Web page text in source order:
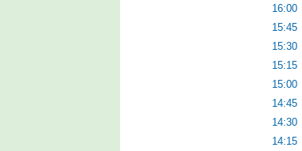
16:00
15:45
15:30
15:15
15:00
14:45
14:30
14:15